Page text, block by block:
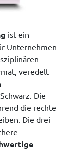
ist ein
Unternehmen
veredelt
Die
die rechte
Die drei